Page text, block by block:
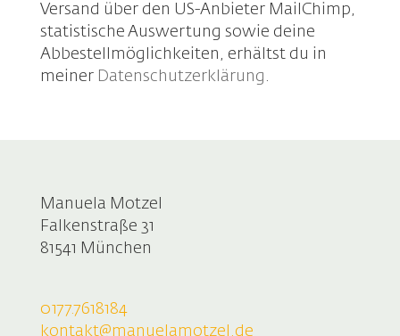
Versand über den US-Anbieter MailChimp,
statistische Auswertung sowie deine
Abbestellmöglichkeiten, erhältst du in
meiner Datenschutzerklärung .
Manuela Motzel
Falkenstraße 31
81541 München
0177.7618184
kontakt@manuelamotzel.de